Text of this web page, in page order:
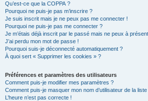
Qu’est-ce que la COPPA ?
Pourquoi ne puis-je pas m’inscrire ?
Je suis inscrit mais je ne peux pas me connecter !
Pourquoi ne puis-je pas me connecter ?
Je m’étais déjà inscrit par le passé mais ne peux à
J’ai perdu mon mot de passe !
Pourquoi suis-je déconnecté automatiquement ?
À quoi sert « Supprimer les cookies » ?
Préférences et paramètres des utilisateurs
Comment puis-je modifier mes paramètres ?
Comment puis-je masquer mon nom d’utilisateur de la
L’heure n’est pas correcte !